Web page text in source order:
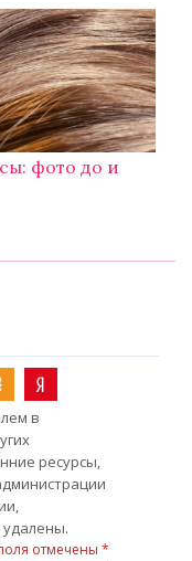
фото до и
в
ресурсы,
отмечены *